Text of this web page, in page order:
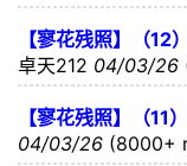
【寥花残照】（12
卓天212 04/03/26
【寥花残照】（11
04/03/26 (8000+